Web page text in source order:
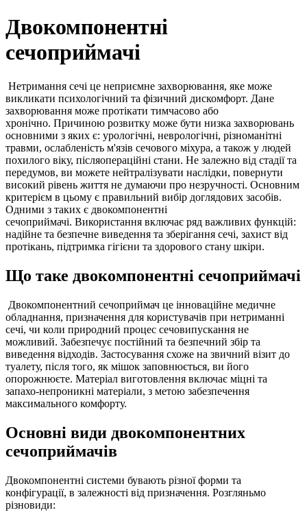
Двокомпонентні
сечоприймачі
Нетримання сечі це неприємне захворювання, яке може
викликати психологічний та фізичний дискомфорт. Дане
захворювання може протікати тимчасово або
хронічно. Причиною розвитку може бути низка захворювань
основними з яких є: урологічні, неврологічні, різноманітні
травми, ослабленість м'язів сечового міхура, а також у людей
похилого віку, післяопераційні стани. Не залежно від стадії та
передумов, ви можете нейтралізувати наслідки, повернути
високий рівень життя не думаючи про незручності. Основним
критерієм в цьому є правильний вибір доглядових засобів.
Одними з таких є двокомпонентні
сечоприймачі. Використання включає ряд важливих функцій:
надійне та безпечне виведення та зберігання сечі, захист від
протікань, підтримка гігієни та здорового стану шкіри.
Що таке двокомпонентні сечоприймачі
Двокомпонентний сечоприймач це інноваційне медичне
обладнання, призначення для користувачів при нетриманні
сечі, чи коли природний процес сечовипускання не
можливий. Забезпечує постійний та безпечний збір та
виведення відходів. Застосування схоже на звичний візит до
туалету, після того, як мішок заповнюється, ви його
опорожнюєте. Матеріал виготовлення включає міцні та
запахо-непроникні матеріали, з метою забезпечення
максимального комфорту.
Основні види двокомпонентних
сечоприймачів
Двокомпонентні системи бувають різної форми та
конфігурації, в залежності від призначення. Розгляньмо
різновиди: